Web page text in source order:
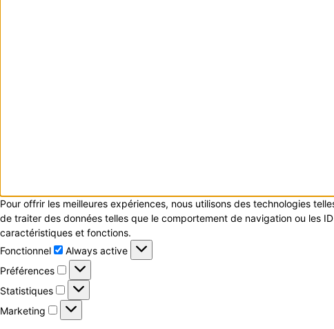
Pour offrir les meilleures expériences, nous utilisons des technologies
de traiter des données telles que le comportement de navigation ou les
caractéristiques et fonctions.
Fonctionnel
Fonctionnel
Always active
Préférences
Préférences
Statistiques
Statistiques
Marketing
Marketing